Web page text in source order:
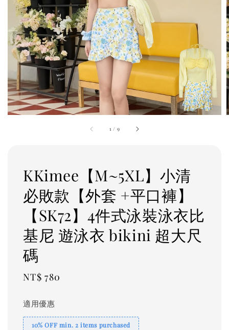
1 / 9
KKimee【M~5XL】小清
必敗款【外套 +平口褲】
【SK72】4件式泳裝泳衣比
基尼 遊泳衣 bikini 超大尺
碼
Regular
NT$ 780
適用優惠
10% OFF min. 2 items purchased